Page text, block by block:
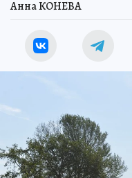
Анна КОНЕВА